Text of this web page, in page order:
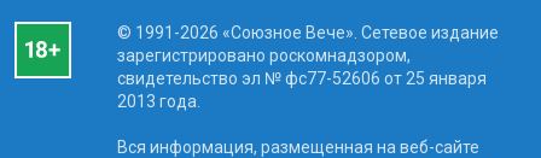
© 1991-2026 «Союзное Вече». Сетевое издание
зарегистрировано роскомнадзором,
свидетельство эл № фc77-52606 от 25 января
2013 года.
Вся информация, размещенная на веб-сайте